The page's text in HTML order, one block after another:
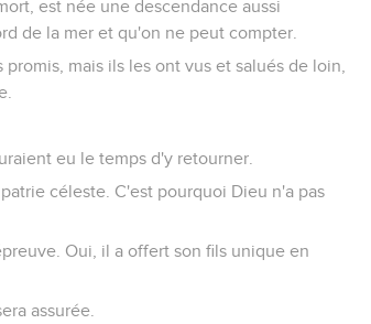
est née une descendance aussi
de la mer et qu'on ne peut compter.
mais ils les ont vus et salués de loin,
eu le temps d'y retourner.
céleste. C'est pourquoi Dieu n'a pas
Oui, il a offert son fils unique en
assurée.